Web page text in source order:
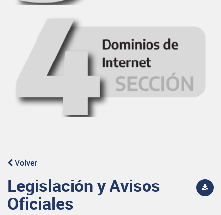
Volver
Legislación y Avisos
Oficiales